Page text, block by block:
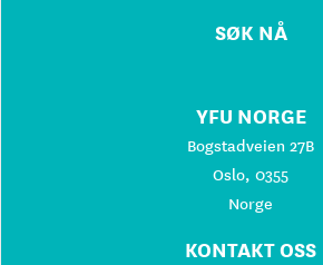
SØK NÅ
YFU NORGE
Bogstadveien 27B
Oslo, 0355
Norge
KONTAKT OSS